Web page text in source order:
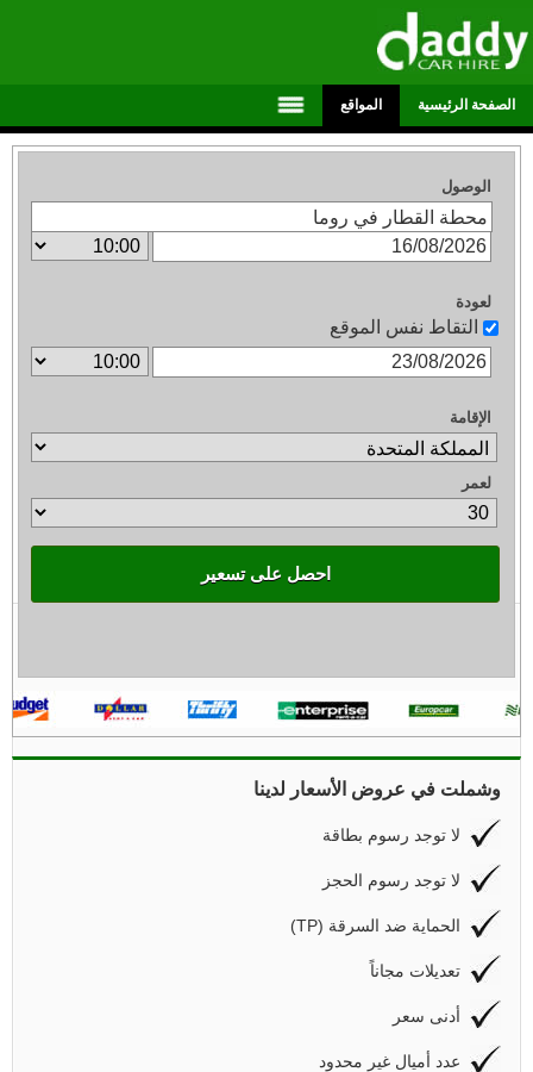
الصفحة الرئيسية المواقع
الوصول
لعودة
التقاط نفس الموقع
الإقامة
لعمر
احصل على تسعير
وشملت في عروض الأسعار لدينا
لا توجد رسوم بطاقة
لا توجد رسوم الحجز
(TP) الحماية ضد السرقة
تعديلات مجاناً
أدنى سعر
عدد أميال غير محدود